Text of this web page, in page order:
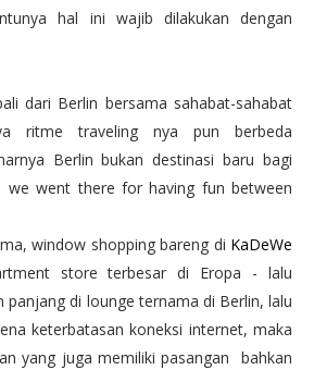
hal ini wajib dilakukan dengan
dari Berlin bersama sahabat-sahabat
ritme traveling nya pun berbeda
Berlin bukan destinasi baru bagi
we went there for having fun between
window shopping bareng di KaDeWe
store terbesar di Eropa - lalu
panjang di lounge ternama di Berlin, lalu
keterbatasan koneksi internet, maka
yang juga memiliki pasangan bahkan